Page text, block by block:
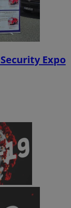
Expo